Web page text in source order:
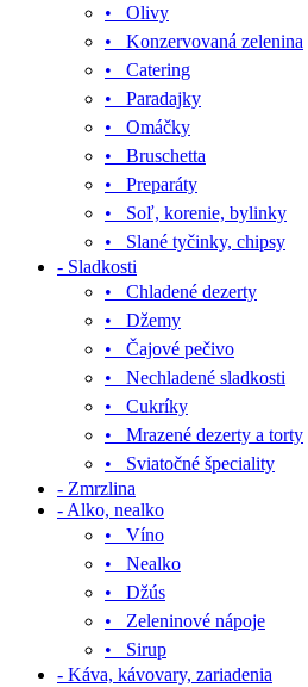
• Olivy
• Konzervovaná zelenina
• Catering
• Paradajky
• Omáčky
• Bruschetta
• Preparáty
• Soľ, korenie, bylinky
• Slané tyčinky, chipsy
- Sladkosti
• Chladené dezerty
• Džemy
• Čajové pečivo
• Nechladené sladkosti
• Cukríky
• Mrazené dezerty a torty
• Sviatočné špeciality
- Zmrzlina
- Alko, nealko
• Víno
• Nealko
• Džús
• Zeleninové nápoje
• Sirup
- Káva, kávovary, zariadenia